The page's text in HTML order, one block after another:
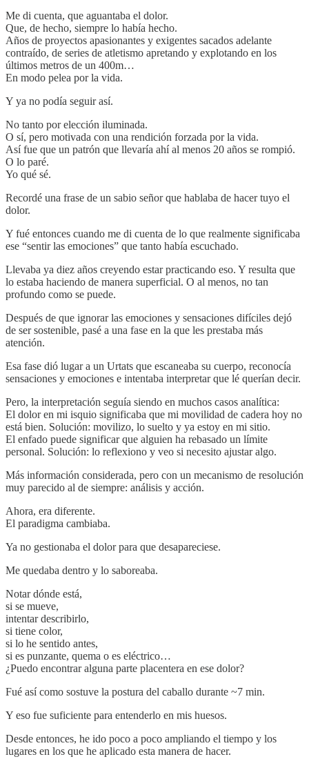
Me di cuenta, que aguantaba el dolor.
Que, de hecho, siempre lo había hecho.
Años de proyectos apasionantes y exigentes sacados adelante
contraído, de series de atletismo apretando y explotando en los
últimos metros de un 400m…
En modo pelea por la vida.
Y ya no podía seguir así.
No tanto por elección iluminada.
O sí, pero motivada con una rendición forzada por la vida.
Así fue que un patrón que llevaría ahí al menos 20 años se rompió.
O lo paré.
Yo qué sé.
Recordé una frase de un sabio señor que hablaba de hacer tuyo el
dolor.
Y fué entonces cuando me di cuenta de lo que realmente significaba
ese “sentir las emociones” que tanto había escuchado.
Llevaba ya diez años creyendo estar practicando eso. Y resulta que
lo estaba haciendo de manera superficial. O al menos, no tan
profundo como se puede.
Después de que ignorar las emociones y sensaciones difíciles dejó
de ser sostenible, pasé a una fase en la que les prestaba más
atención.
Esa fase dió lugar a un Urtats que escaneaba su cuerpo, reconocía
sensaciones y emociones e intentaba interpretar que lé querían decir.
Pero, la interpretación seguía siendo en muchos casos analítica:
El dolor en mi isquio significaba que mi movilidad de cadera hoy no
está bien. Solución: movilizo, lo suelto y ya estoy en mi sitio.
El enfado puede significar que alguien ha rebasado un límite
personal. Solución: lo reflexiono y veo si necesito ajustar algo.
Más información considerada, pero con un mecanismo de resolución
muy parecido al de siempre: análisis y acción.
Ahora, era diferente.
El paradigma cambiaba.
Ya no gestionaba el dolor para que desapareciese.
Me quedaba dentro y lo saboreaba.
Notar dónde está,
si se mueve,
intentar describirlo,
si tiene color,
si lo he sentido antes,
si es punzante, quema o es eléctrico…
¿Puedo encontrar alguna parte placentera en ese dolor?
Fué así como sostuve la postura del caballo durante ~7 min.
Y eso fue suficiente para entenderlo en mis huesos.
Desde entonces, he ido poco a poco ampliando el tiempo y los
lugares en los que he aplicado esta manera de hacer.